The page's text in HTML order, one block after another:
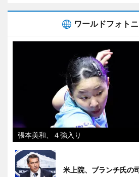
ワールドフォト
張本美和、４強入り
米上院、ブランチ氏の